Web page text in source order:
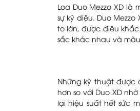
Loa Duo Mezzo XD
sự kỳ diệu. Duo
to lớn, được điêu khắc
sắc khác nhau và
Những kỹ thuật được
hơn so với Duo XD
lại hiệu suất hết sức